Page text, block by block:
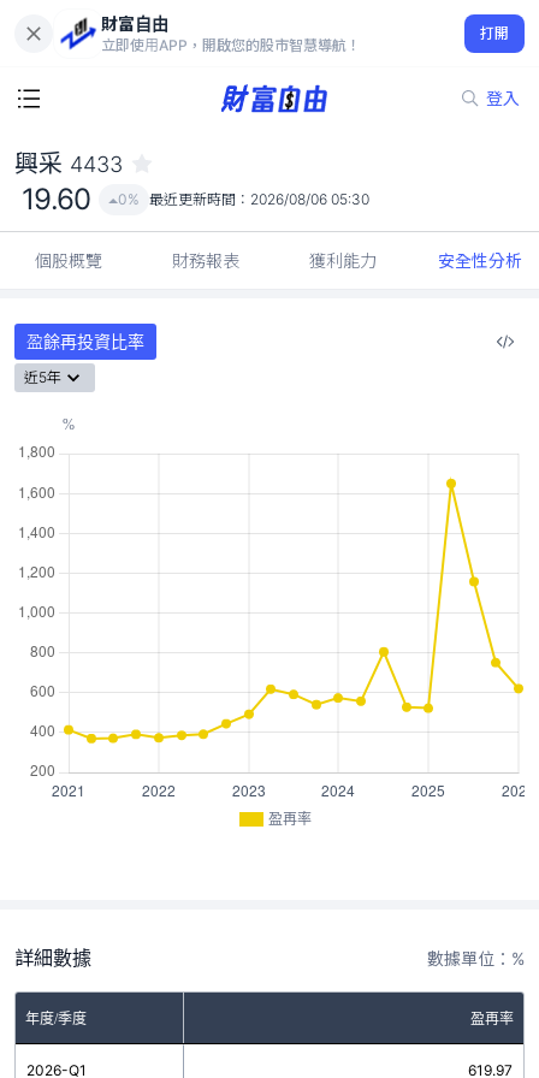
財富自由
立即使用APP，開啟您的股市智慧導航！
打開
登入
19.60
0%
興采 4433
19.60 0% 最近更新時間： 2026/08/06 05:30
個股概覽 財務報表 獲利能力 安全性分析
盈餘再投資比率
近5年
盈再率
詳細數據 數據單位：%
年度/季度 盈再率
2026-Q1 619.97